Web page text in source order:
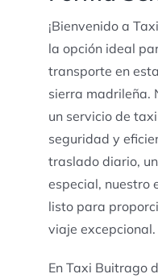
¡Bienvenido a
la opción ideal
transporte en
sierra madrileña.
un servicio de
seguridad y
traslado diario,
especial, nuestro
listo para
viaje excepcional.
En Taxi Buitrago